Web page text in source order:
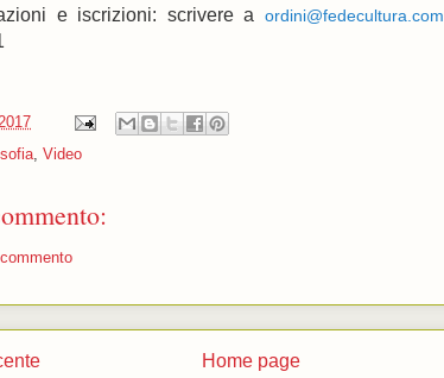
e iscrizioni: scrivere a ordini@fedecultura.com
, Video
Home page